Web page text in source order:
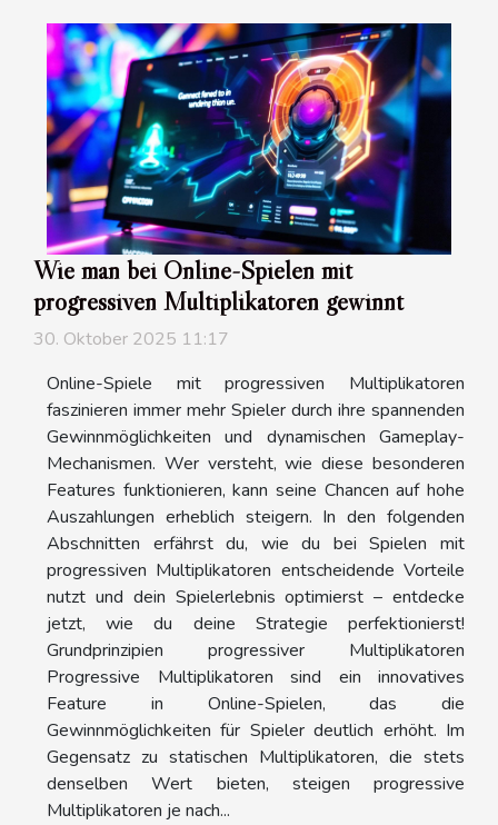
Wie man bei Online-Spielen mit
progressiven Multiplikatoren gewinnt
30. Oktober 2025 11:17
Online-Spiele mit progressiven Multiplikatoren
faszinieren immer mehr Spieler durch ihre spannenden
Gewinnmöglichkeiten und dynamischen Gameplay-
Mechanismen. Wer versteht, wie diese besonderen
Features funktionieren, kann seine Chancen auf hohe
Auszahlungen erheblich steigern. In den folgenden
Abschnitten erfährst du, wie du bei Spielen mit
progressiven Multiplikatoren entscheidende Vorteile
nutzt und dein Spielerlebnis optimierst – entdecke
jetzt, wie du deine Strategie perfektionierst!
Grundprinzipien progressiver Multiplikatoren
Progressive Multiplikatoren sind ein innovatives
Feature in Online-Spielen, das die
Gewinnmöglichkeiten für Spieler deutlich erhöht. Im
Gegensatz zu statischen Multiplikatoren, die stets
denselben Wert bieten, steigen progressive
Multiplikatoren je nach...